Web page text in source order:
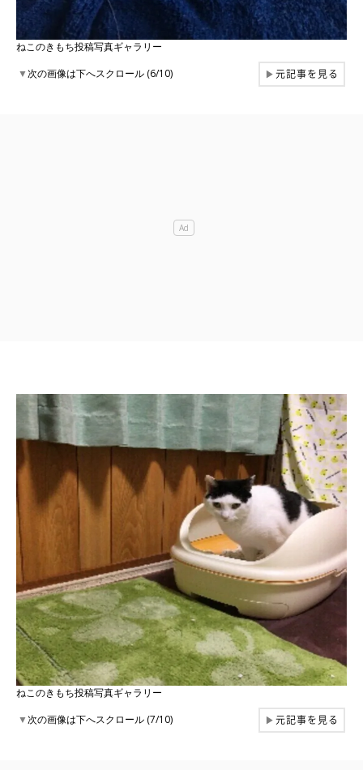
ねこのきもち投稿写真ギャラリー
▼次の画像は下へスクロール (6/10) ▶元記事を見る
ねこのきもち投稿写真ギャラリー
▼次の画像は下へスクロール (7/10) ▶元記事を見る